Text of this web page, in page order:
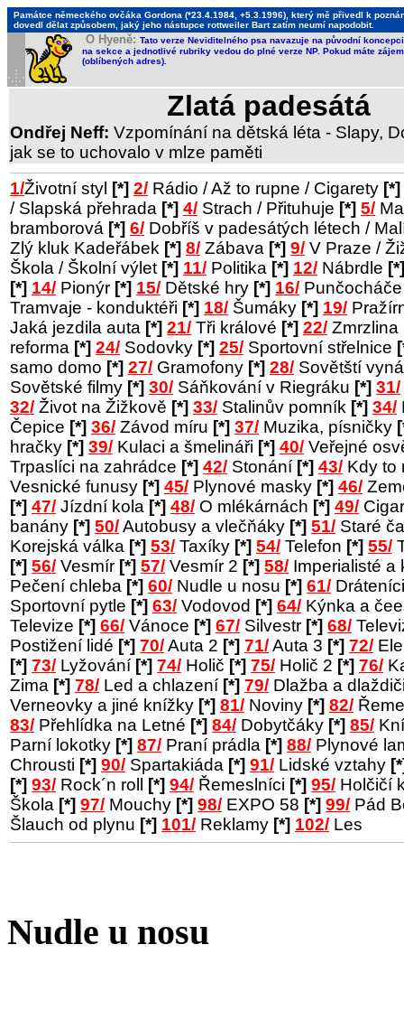
Památce německého ovčáka Gordona (*23.4.1984, +5.3.1996), který mě přivedl k
dovedl dělat způsobem, jaký jeho nástupce rottweiler Bart zatím neumí napodobit.
O Hyeně: Tato verze Neviditelného psa navazuje na původní
na sekce a jednotlivé rubriky vedou do plné verze NP. Pokud máte
(oblíbených adres).
Zlatá padesátá
Ondřej Neff: Vzpomínání na dětská léta - Slapy,
jak se to uchovalo v mlze paměti
1/Životní styl [*] 2/ Rádio / Až to rupne / Cigarety [*]
/ Slapská přehrada [*] 4/ Strach / Přituhuje [*] 5/
bramborová [*] 6/ Dobříš v padesátých létech /
Zlý kluk Kadeřábek [*] 8/ Zábava [*] 9/ V Praze /
Škola / Školní výlet [*] 11/ Politika [*] 12/ Nábrdle [*]
[*] 14/ Pionýr [*] 15/ Dětské hry [*] 16/
Tramvaje - konduktéři [*] 18/ Šumáky [*] 19/
Jaká jezdila auta [*] 21/ Tři králové [*] 22/ Zmrzlina
reforma [*] 24/ Sodovky [*] 25/ Sportovní střelnice
samo domo [*] 27/ Gramofony [*] 28/ Sovětští
Sovětské filmy [*] 30/ Sáňkování v Riegráku [*] 31/
32/ Život na Žižkově [*] 33/ Stalinův pomník [*] 34/
Čepice [*] 36/ Závod míru [*] 37/ Muzika, písničky
hračky [*] 39/ Kulaci a šmelináři [*] 40/ Veřejné
Trpaslíci na zahrádce [*] 42/ Stonání [*] 43/ Kdy to
Vesnické funusy [*] 45/ Plynové masky [*] 46/
[*] 47/ Jízdní kola [*] 48/ O mlékárnách [*] 49/
banány [*] 50/Autobusy a vlečňáky [*] 51/ Staré
Korejská válka [*] 53/ Taxíky [*] 54/ Telefon [*] 55/
[*] 56/ Vesmír [*] 57/ Vesmír 2 [*] 58/ Imperialisté a
Pečení chleba [*] 60/ Nudle u nosu [*] 61/
Sportovní pytle [*] 63/ Vodovod [*] 64/ Kýnka a
Televize [*] 66/ Vánoce [*] 67/ Silvestr [*] 68/
Postižení lidé [*] 70/Auta 2 [*] 71/Auta 3 [*] 72/
[*] 73/ Lyžování [*] 74/ Holič [*] 75/ Holič 2 [*] 76/
Zima [*] 78/ Led a chlazení [*] 79/ Dlažba a
Verneovky a jiné knížky [*] 81/ Noviny [*] 82/
83/ Přehlídka na Letné [*] 84/ Dobytčáky [*] 85/
Parní lokotky [*] 87/ Praní prádla [*] 88/ Plynové
Chrousti [*] 90/ Spartakiáda [*] 91/ Lidské vztahy
[*] 93/ Rock´n roll [*] 94/ Řemeslníci [*] 95/ Holčičí
Škola [*] 97/ Mouchy [*] 98/ EXPO 58 [*] 99/ Pád
Šlauch od plynu [*] 101/ Reklamy [*] 102/ Les
Nudle u nosu